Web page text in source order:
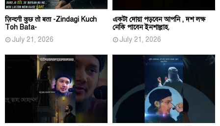
ज़िन्दगी कुछ तो बता -Zindagi Kuch
Toh Bata-
July 21, 2026
একটা দোয়া পড়বেন আপনি , দশ লক্ষ
নেকি পাবেন ইনশাল্লাহ.
July 21, 2026